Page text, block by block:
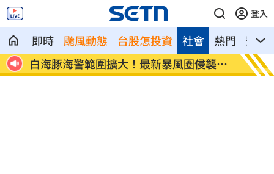
登入
即時 颱風動態 台股怎投資 熱門 影音
社會
！ 白海豚海警範圍擴大！最新暴風圈侵襲率
曝
慈濟
鍋